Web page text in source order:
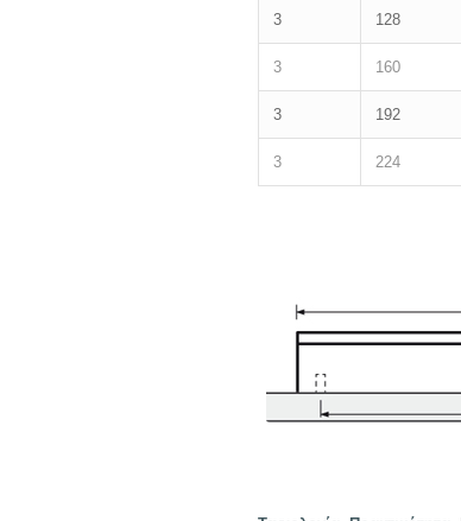
3 128
3 160
3 192
3 224